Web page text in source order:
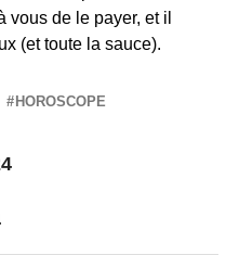
vous de le payer, et il
(et toute la sauce).
HOROSCOPE